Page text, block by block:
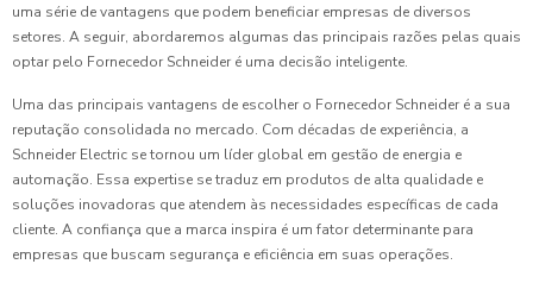
uma série de vantagens que podem beneficiar empresas de diversos
setores. A seguir, abordaremos algumas das principais razões pelas quais
optar pelo Fornecedor Schneider é uma decisão inteligente.
Uma das principais vantagens de escolher o Fornecedor Schneider é a sua
reputação consolidada no mercado. Com décadas de experiência, a
Schneider Electric se tornou um líder global em gestão de energia e
automação. Essa expertise se traduz em produtos de alta qualidade e
soluções inovadoras que atendem às necessidades específicas de cada
cliente. A confiança que a marca inspira é um fator determinante para
empresas que buscam segurança e eficiência em suas operações.